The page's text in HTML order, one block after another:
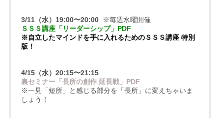
3/11（水）19:00〜20:00※毎週水曜開催
ＳＳＳ講座「リーダーシップ」PDF
※自立したマインドを手に入れるためのＳＳＳ講座 特別
版！
4/15（水）20:15〜21:15
裏セミナー「長所の創作 延長戦」PDF
※一見「短所」と感じる部分を「長所」に変えちゃいま
しょう！